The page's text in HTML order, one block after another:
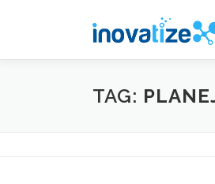
conteúdo
TAG: